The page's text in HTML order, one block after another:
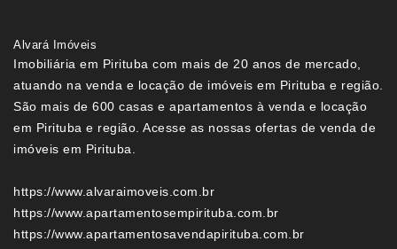
Alvará Imóveis
Imobiliária em Pirituba com mais de 20 anos de mercado,
atuando na venda e locação de imóveis em Pirituba e região.
São mais de 600 casas e apartamentos à venda e locação
em Pirituba e região. Acesse as nossas ofertas de venda de
imóveis em Pirituba.
https://www.alvaraimoveis.com.br
https://www.apartamentosempirituba.com.br
https://www.apartamentosavendapirituba.com.br